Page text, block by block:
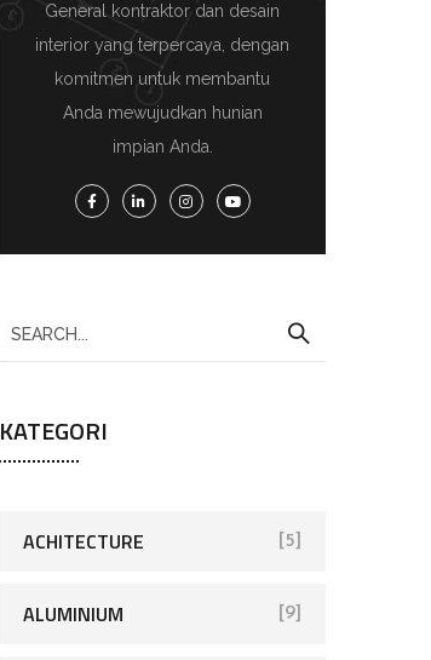
General kontraktor dan desain
interior yang terpercaya, dengan
komitmen untuk membantu
Anda mewujudkan hunian
impian Anda.
KATEGORI
ACHITECTURE [5]
ALUMINIUM [9]